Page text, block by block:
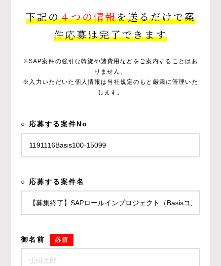
下記の４つの情報を送るだけで案
件応募は完了できます
※SAP案件の強引な斡旋や諸費用などをご案内することはあ
りません。
※入力いただいた個人情報は当社規定のもと厳粛に管理いた
します。
○ 応募する案件No
○ 応募する案件名
御名前 必須